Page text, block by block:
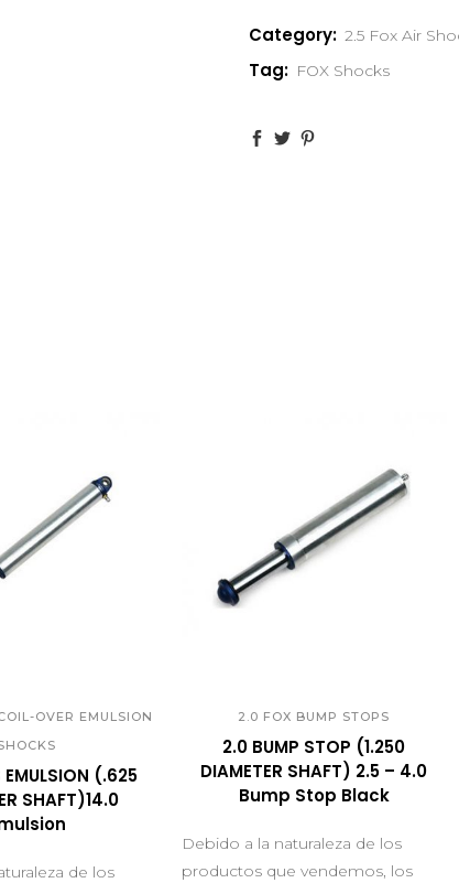
Category: 2.5 Fox Air
Tag: FOX Shocks
OVER EMULSION
EMULSION (.625
SHAFT)14.0
de los
2.0 FOX BUMP STOPS
2.0 BUMP STOP (1.250
DIAMETER SHAFT) 2.5 – 4.0
Bump Stop Black
Debido a la naturaleza de los
productos que vendemos, los